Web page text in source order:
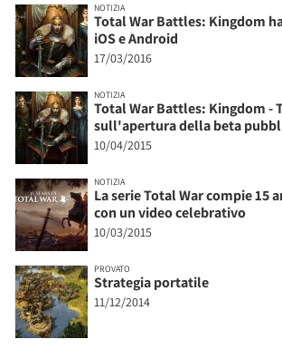
NOTIZIA
Total War Battles: Kingdom
iOS e Android
17/03/2016
NOTIZIA
Total War Battles: Kingdom -
sull'apertura della beta
10/04/2015
NOTIZIA
La serie Total War compie 15
con un video celebrativo
10/03/2015
PROVATO
Strategia portatile
11/12/2014